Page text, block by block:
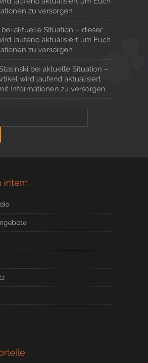
zu versorgen
aktuelle Situation – dieser
laufend aktualisiert um Euch
zu versorgen
bei aktuelle Situation –
wird laufend aktualisiert
Informationen zu versorgen
intern